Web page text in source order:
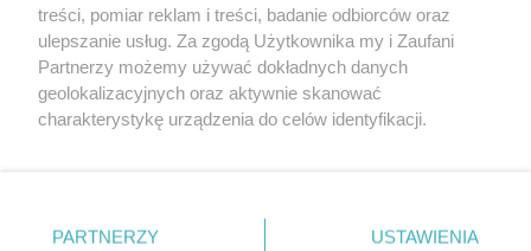
treści, pomiar reklam i treści, badanie odbiorców oraz
ulepszanie usług. Za zgodą Użytkownika my i Zaufani
Partnerzy możemy używać dokładnych danych
geolokalizacyjnych oraz aktywnie skanować
charakterystykę urządzenia do celów identyfikacji.
zmienić/wycofać klikając przycisk ustawień prywatności
PARTNERZY USTAWIENIA